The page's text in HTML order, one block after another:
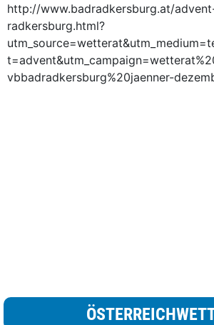
http://www.badradkersburg.at/
radkersburg.html?
vbbadradkersburg%20jaenner-